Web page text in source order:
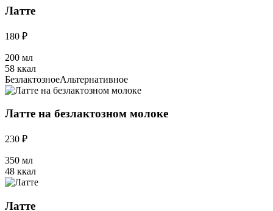
Латте
180 ₽
200 мл
58 ккал
БезлактозноеАльтернативное
Латте на безлактозном молоке
230 ₽
350 мл
48 ккал
Латте